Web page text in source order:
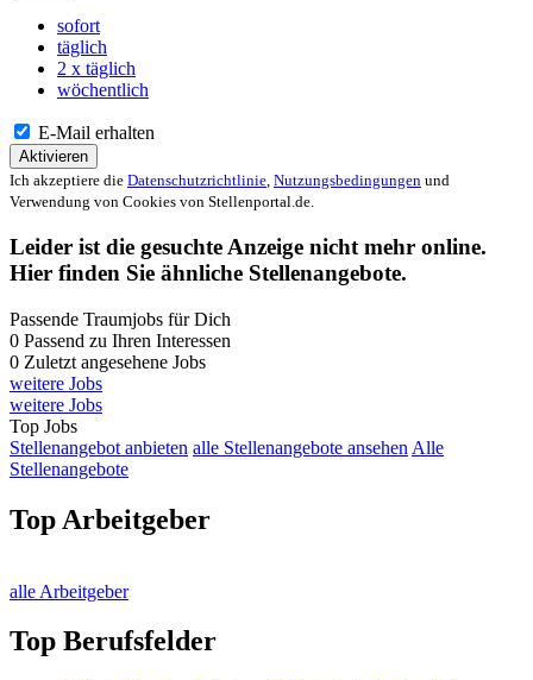
sofort
täglich
2 x täglich
wöchentlich
E-Mail erhalten
Aktivieren
Ich akzeptiere die Datenschutzrichtlinie, Nutzungsbedingungen und
Verwendung von Cookies von Stellenportal.de.
Leider ist die gesuchte Anzeige nicht mehr online.
Hier finden Sie ähnliche Stellenangebote.
Passende Traumjobs für Dich
0 Passend zu Ihren Interessen
0 Zuletzt angesehene Jobs
weitere Jobs
weitere Jobs
Top Jobs
Stellenangebot anbieten alle Stellenangebote ansehen Alle
Stellenangebote
Top Arbeitgeber
alle Arbeitgeber
Top Berufsfelder